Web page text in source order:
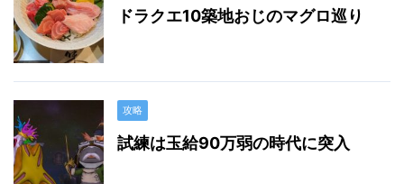
ドラクエ10築地おじのマグロ巡り
攻略
試練は玉給90万弱の時代に突入